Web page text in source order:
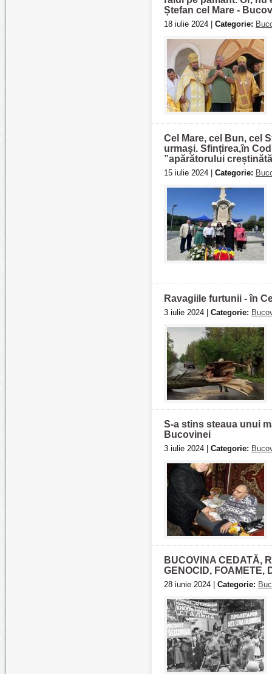
Ștefan cel Mare -
18 iulie 2024 | Categorie:
Cel Mare, cel Bun, cel
urmaşi. Sfințirea,în
”apărătorului
15 iulie 2024 | Categorie:
Ravagiile furtunii - în
3 iulie 2024 | Categorie:
S-a stins steaua unui
Bucovinei
3 iulie 2024 | Categorie:
BUCOVINA CEDATĂ,
GENOCID, FOAMETE,
28 iunie 2024 | Categorie: